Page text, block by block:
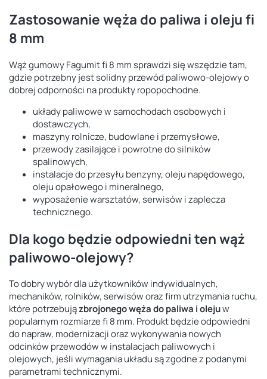
Zastosowanie węża do paliwa i oleju fi
8 mm
Wąż gumowy Fagumit fi 8 mm sprawdzi się wszędzie tam,
gdzie potrzebny jest solidny przewód paliwowo-olejowy o
dobrej odporności na produkty ropopochodne.
układy paliwowe w samochodach osobowych i
dostawczych,
maszyny rolnicze, budowlane i przemysłowe,
przewody zasilające i powrotne do silników
spalinowych,
instalacje do przesyłu benzyny, oleju napędowego,
oleju opałowego i mineralnego,
wyposażenie warsztatów, serwisów i zaplecza
technicznego.
Dla kogo będzie odpowiedni ten wąż
paliwowo-olejowy?
To dobry wybór dla użytkowników indywidualnych,
mechaników, rolników, serwisów oraz firm utrzymania ruchu,
które potrzebujązbrojonego węża do paliwa i olejuw
popularnym rozmiarze fi 8 mm. Produkt będzie odpowiedni
do napraw, modernizacji oraz wykonywania nowych
odcinków przewodów w instalacjach paliwowych i
olejowych, jeśli wymagania układu są zgodne z podanymi
parametrami technicznymi.